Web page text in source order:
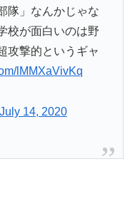
隊」なんかじゃな
校が面白いのは野
攻撃的というギャ
lMMXaVivKq
July 14, 2020